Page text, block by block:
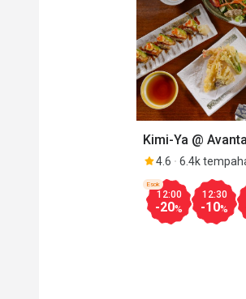
Kimi-Ya @
4.6 6.4k
12:00
-20%
Esok
12:30
-10%